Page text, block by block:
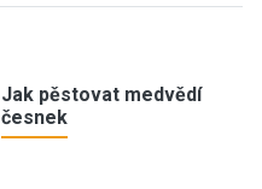
Jak pěstovat medvědí
česnek